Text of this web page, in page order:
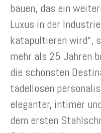
bauen, das ein
Luxus in der
katapultieren wird“,
mehr als 25 Jahren
die schönsten
tadellosen
eleganter, intimer
dem ersten